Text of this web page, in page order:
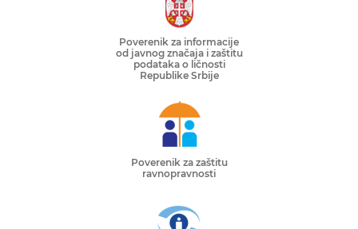
Poverenik za informacije
od javnog značaja i zaštitu
podataka o ličnosti
Republike Srbije
Poverenik za zaštitu
ravnopravnosti